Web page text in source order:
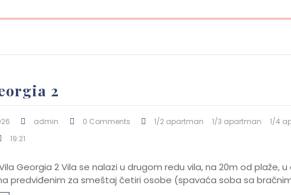
2
admin 0 Comments 1/2 apartman 1/3 apartman 1/4
19:21
Georgia 2 Vila se nalazi u drugom redu vila, na 20m od plaže,
predviđenim za smeštaj četiri osobe (spavaća soba sa